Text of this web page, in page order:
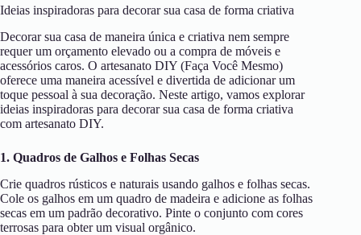
Ideias inspiradoras para decorar sua casa de forma criativa
Decorar sua casa de maneira única e criativa nem sempre
requer um orçamento elevado ou a compra de móveis e
acessórios caros. O artesanato DIY (Faça Você Mesmo)
oferece uma maneira acessível e divertida de adicionar um
toque pessoal à sua decoração. Neste artigo, vamos explorar
ideias inspiradoras para decorar sua casa de forma criativa
com artesanato DIY.
1. Quadros de Galhos e Folhas Secas
Crie quadros rústicos e naturais usando galhos e folhas secas.
Cole os galhos em um quadro de madeira e adicione as folhas
secas em um padrão decorativo. Pinte o conjunto com cores
terrosas para obter um visual orgânico.